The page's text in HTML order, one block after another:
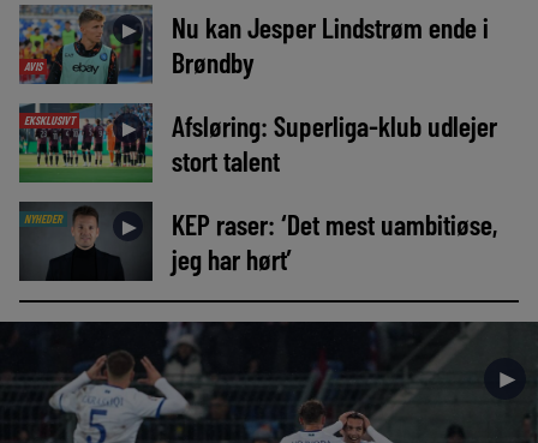
AVIS
►
Nu kan Jesper Lindstrøm ende i
Brøndby
EKSKLUSIVT ►
Afsløring: Superliga-klub udlejer
stort talent
NYHEDER ►
KEP raser: ‘Det mest uambitiøse,
jeg har hørt’
►